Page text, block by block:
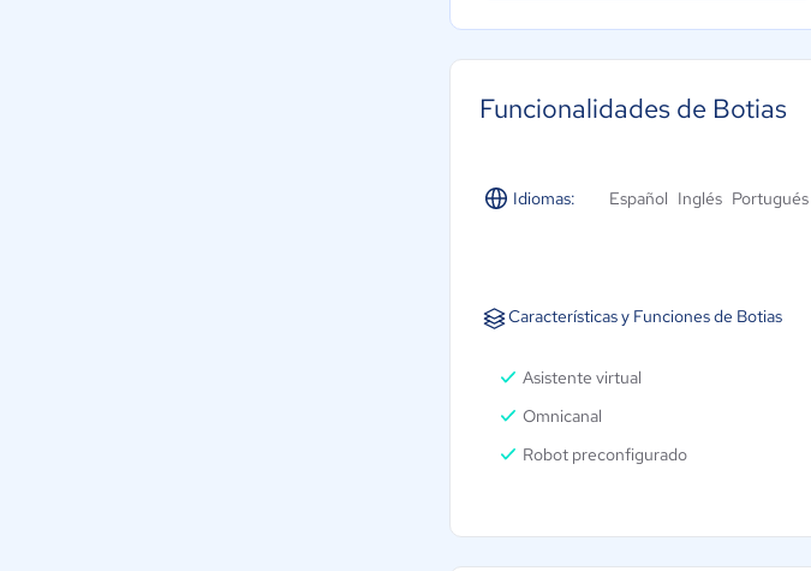
Funcionalidades de Botias
Idiomas: Español Inglés Portugués
Características y Funciones de Botias
Asistente virtual
Omnicanal
Robot preconfigurado